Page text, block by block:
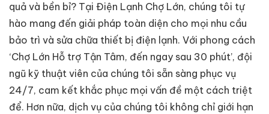
quả và bền bỉ? Tại Điện Lạnh Chợ Lớn, chúng tôi tự
hào mang đến giải pháp toàn diện cho mọi nhu cầu
bảo trì và sửa chữa thiết bị điện lạnh. Với phong cách
‘Chợ Lớn Hỗ trợ Tận Tâm, đến ngay sau 30 phút’, đội
ngũ kỹ thuật viên của chúng tôi sẵn sàng phục vụ
24/7, cam kết khắc phục mọi vấn đề một cách triệt
để. Hơn nữa, dịch vụ của chúng tôi không chỉ giới hạn